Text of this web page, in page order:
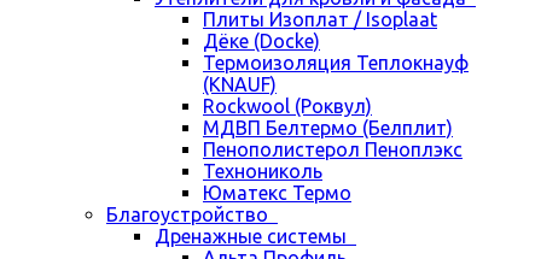
Плиты Изоплат / Isoplaat
Дёке (Docke)
Термоизоляция Теплокнауф
(KNAUF)
Rockwool (Роквул)
МДВП Белтермо (Белплит)
Пенополистерол Пеноплэкс
Технониколь
Юматекс Термо
Благоустройство
Дренажные системы